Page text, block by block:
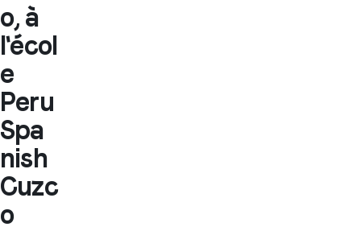
o, à
l'écol
e
Peru
Spa
nish
Cuzc
o